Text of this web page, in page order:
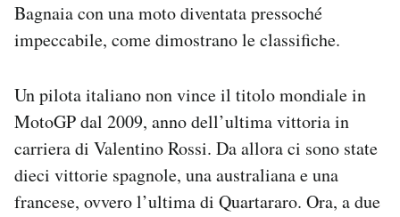
Bagnaia con una moto diventata pressoché
impeccabile, come dimostrano le classifiche.
Un pilota italiano non vince il titolo mondiale in
MotoGP dal 2009, anno dell’ultima vittoria in
carriera di Valentino Rossi. Da allora ci sono state
dieci vittorie spagnole, una australiana e una
francese, ovvero l’ultima di Quartararo. Ora, a due